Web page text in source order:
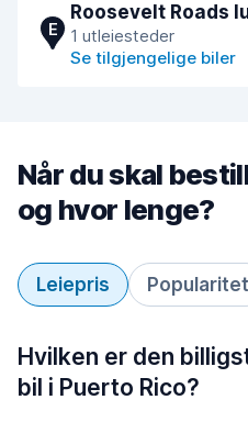
E
Roosevelt Roads
1 utleiesteder
Se tilgjengelige biler
Når du skal
og hvor lenge?
Leiepris Popularitet
Hvilken er den
bil i Puerto Rico?